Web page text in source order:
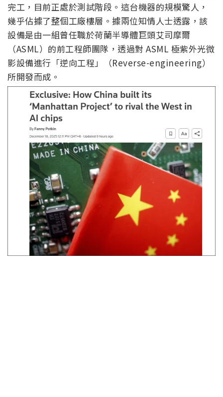
完工，目前正處於測試階段。這台機器的規模驚人，
幾乎佔據了整個工廠樓層。據兩位知情人士透露，該
設備是由一組曾任職於荷蘭半導體巨頭艾司摩爾
（ASML）的前工程師團隊，透過對 ASML 極紫外光微
影設備進行「逆向工程」（Reverse-engineering）
所開發而成。